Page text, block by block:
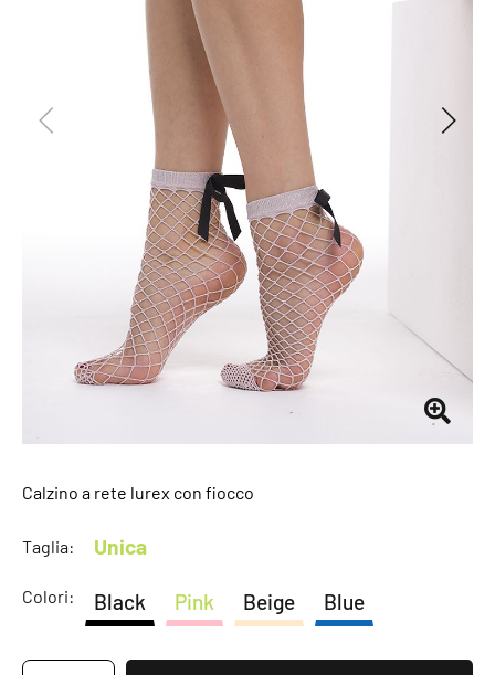
Calzino a rete lurex con fiocco
Taglia: Unica
Colori: Black Pink Beige Blue